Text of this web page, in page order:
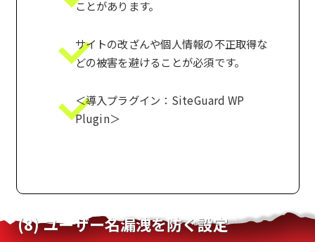
ことがあります。
サイトの改ざんや個人情報の不正取得な
どの被害を避けることが必須です。
＜導入プラグイン：SiteGuard WP
Plugin＞
(8) ユーザー名漏洩を防ぐ設定